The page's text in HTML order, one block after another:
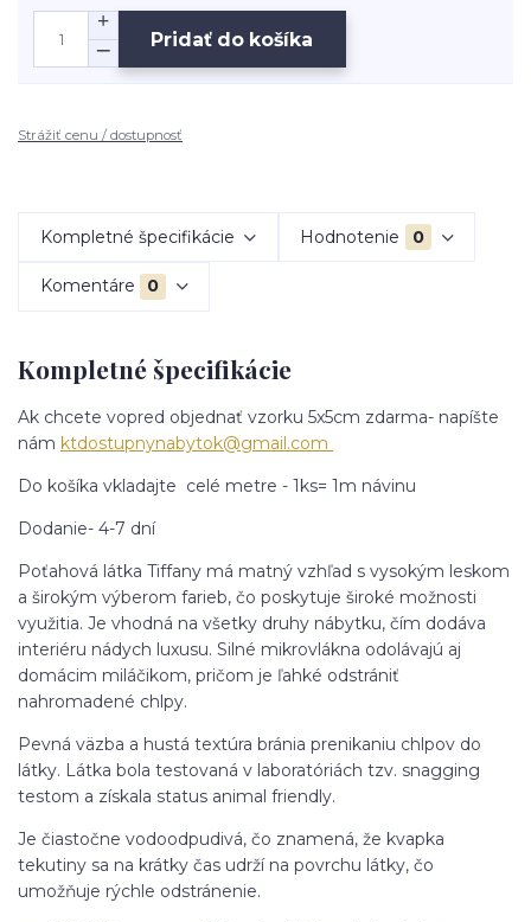
Pridať do košíka
Strážiť cenu / dostupnosť
Kompletné špecifikácie Hodnotenie 0
Komentáre 0
Kompletné špecifikácie
Ak chcete vopred objednať vzorku 5x5cm zdarma- napíšte
nám ktdostupnynabytok@gmail.com
Do košíka vkladajte celé metre - 1ks= 1m návinu
Dodanie- 4-7 dní
Poťahová látka Tiffany má matný vzhľad s vysokým leskom
a širokým výberom farieb, čo poskytuje široké možnosti
využitia. Je vhodná na všetky druhy nábytku, čím dodáva
interiéru nádych luxusu. Silné mikrovlákna odolávajú aj
domácim miláčikom, pričom je ľahké odstrániť
nahromadené chlpy.
Pevná väzba a hustá textúra bránia prenikaniu chlpov do
látky. Látka bola testovaná v laboratóriách tzv. snagging
testom a získala status animal friendly.
Je čiastočne vodoodpudivá, čo znamená, že kvapka
tekutiny sa na krátky čas udrží na povrchu látky, čo
umožňuje rýchle odstránenie.